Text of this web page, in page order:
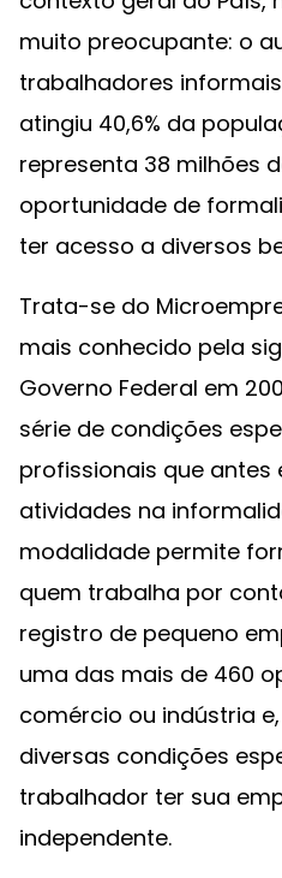
muito preocupante: o
trabalhadores
atingiu 40,6% da
representa 38 milhões
oportunidade de
ter acesso a diversos
Trata-se do
mais conhecido pela
Governo Federal em
série de condições
profissionais que antes
atividades na
modalidade permite
quem trabalha por
registro de pequeno
uma das mais de 460
comércio ou indústria
diversas condições
trabalhador ter sua
independente.